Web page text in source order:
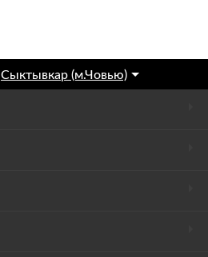
Сыктывкар (м.Човью)